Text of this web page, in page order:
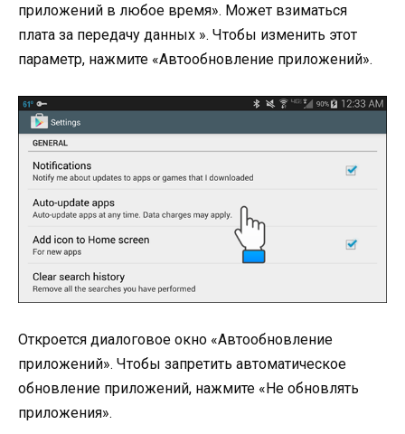
приложений в любое время». Может взиматься
плата за передачу данных ». Чтобы изменить этот
параметр, нажмите «Автообновление приложений».
Откроется диалоговое окно «Автообновление
приложений». Чтобы запретить автоматическое
обновление приложений, нажмите «Не обновлять
приложения».